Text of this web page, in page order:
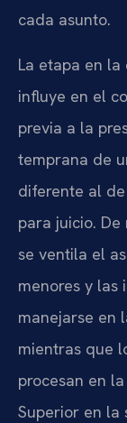
cada asunto.
La etapa en
influye en el
previa a la
temprana de
diferente al
para juicio.
se ventila el
menores y las
manejarse en
mientras que
procesan en
Superior en la